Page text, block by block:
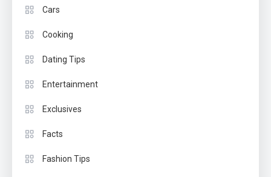
Cars
Cooking
Dating Tips
Entertainment
Exclusives
Facts
Fashion Tips